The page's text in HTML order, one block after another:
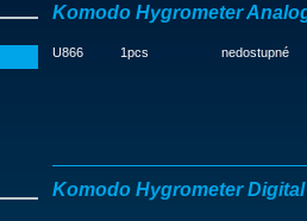
Komodo Hygrometer
U866 1pcs nedostupné
Komodo Hygrometer Digital